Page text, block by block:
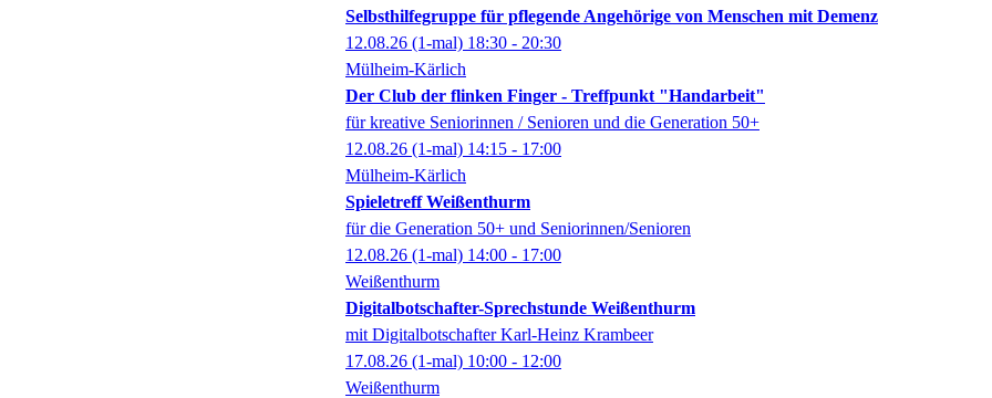
Selbsthilfegruppe für pflegende Angehörige von Menschen mit Demenz
12.08.26 (1-mal) 18:30 - 20:30
Mülheim-Kärlich
Der Club der flinken Finger - Treffpunkt "Handarbeit"
für kreative Seniorinnen / Senioren und die Generation 50+
12.08.26 (1-mal) 14:15 - 17:00
Mülheim-Kärlich
Spieletreff Weißenthurm
für die Generation 50+ und Seniorinnen/Senioren
12.08.26 (1-mal) 14:00 - 17:00
Weißenthurm
Digitalbotschafter-Sprechstunde Weißenthurm
mit Digitalbotschafter Karl-Heinz Krambeer
17.08.26 (1-mal) 10:00 - 12:00
Weißenthurm